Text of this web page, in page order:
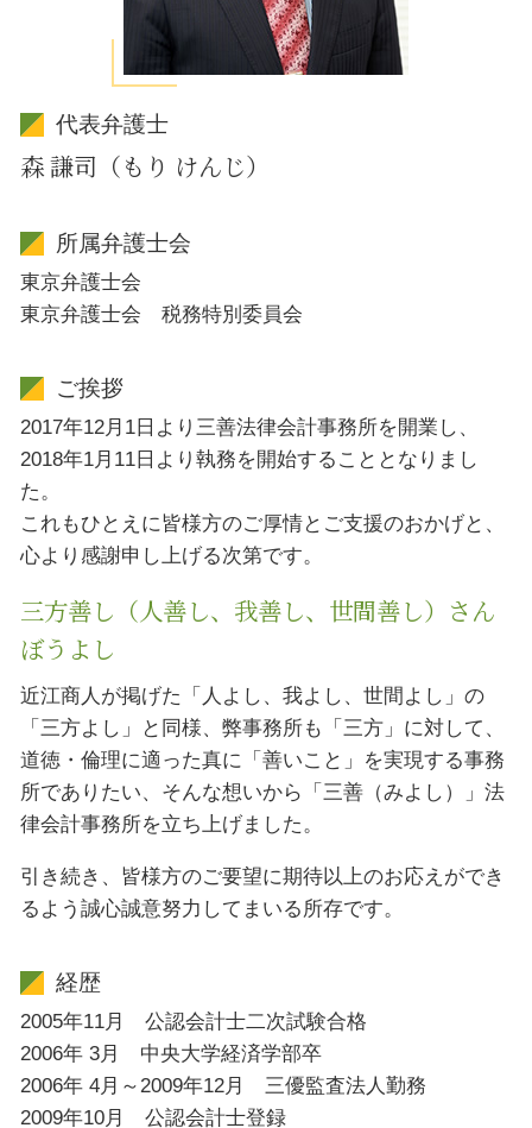
代表弁護士
森 謙司（もり けんじ）
所属弁護士会
東京弁護士会
東京弁護士会 税務特別委員会
ご挨拶
2017年12月1日より三善法律会計事務所を開業し、
2018年1月11日より執務を開始することとなりまし
た。
これもひとえに皆様方のご厚情とご支援のおかげと、
心より感謝申し上げる次第です。
三方善し（人善し、我善し、世間善し）さん
ぼうよし
近江商人が掲げた「人よし、我よし、世間よし」の
「三方よし」と同様、弊事務所も「三方」に対して、
道徳・倫理に適った真に「善いこと」を実現する事務
所でありたい、そんな想いから「三善（みよし）」法
律会計事務所を立ち上げました。
引き続き、皆様方のご要望に期待以上のお応えができ
るよう誠心誠意努力してまいる所存です。
経歴
2005年11月 公認会計士二次試験合格
2006年 3月 中央大学経済学部卒
2006年 4月～2009年12月 三優監査法人勤務
2009年10月 公認会計士登録